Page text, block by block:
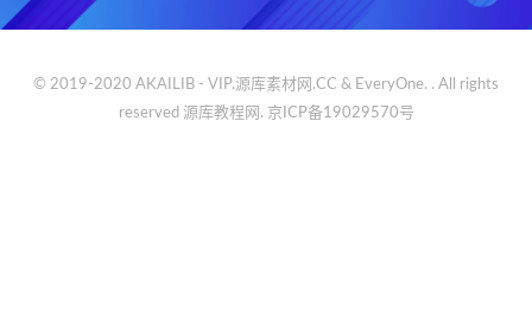
© 2019-2020 AKAILIB - VIP.源库素材网.CC & EveryOne. . All rights
reserved 源库教程网. 京ICP备19029570号